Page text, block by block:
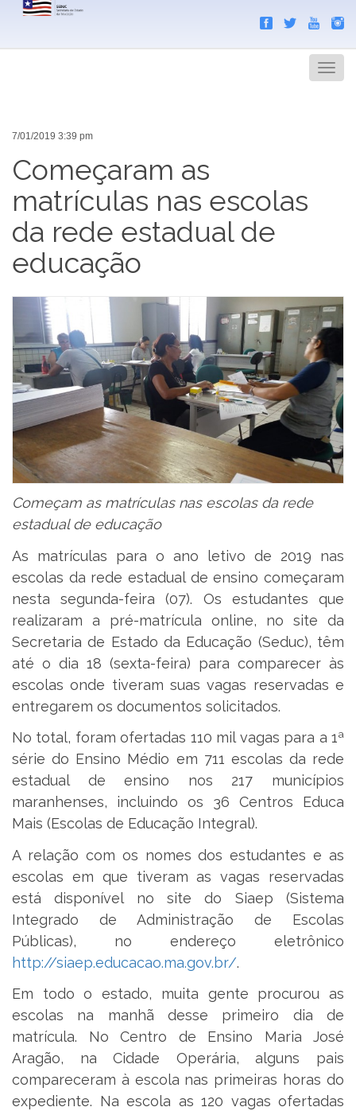
Menu
7/01/2019 3:39 pm
Começaram as
matrículas nas escolas
da rede estadual de
educação
Começam as matrículas nas escolas da rede
estadual de educação
As matrículas para o ano letivo de 2019 nas
escolas da rede estadual de ensino começaram
nesta segunda-feira (07). Os estudantes que
realizaram a pré-matrícula online, no site da
Secretaria de Estado da Educação (Seduc), têm
até o dia 18 (sexta-feira) para comparecer às
escolas onde tiveram suas vagas reservadas e
entregarem os documentos solicitados.
No total, foram ofertadas 110 mil vagas para a 1ª
série do Ensino Médio em 711 escolas da rede
estadual de ensino nos 217 municípios
maranhenses, incluindo os 36 Centros Educa
Mais (Escolas de Educação Integral).
A relação com os nomes dos estudantes e as
escolas em que tiveram as vagas reservadas
está disponível no site do Siaep (Sistema
Integrado de Administração de Escolas
Públicas), no endereço eletrônico
http://siaep.educacao.ma.gov.br/.
Em todo o estado, muita gente procurou as
escolas na manhã desse primeiro dia de
matrícula. No Centro de Ensino Maria José
Aragão, na Cidade Operária, alguns pais
compareceram à escola nas primeiras horas do
expediente. Na escola as 120 vagas ofertadas